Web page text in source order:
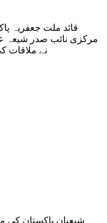
قائد ملت جعفریہ
مرکزی نائب صدر شیعہ
نے ملاقات
شیعیان پاکستان کی